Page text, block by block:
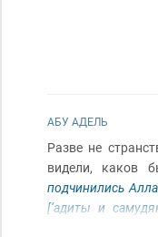
АБУ АДЕЛЬ
Разве не
видели, каков
подчинились
[‘адиты и
силой, и взрыли